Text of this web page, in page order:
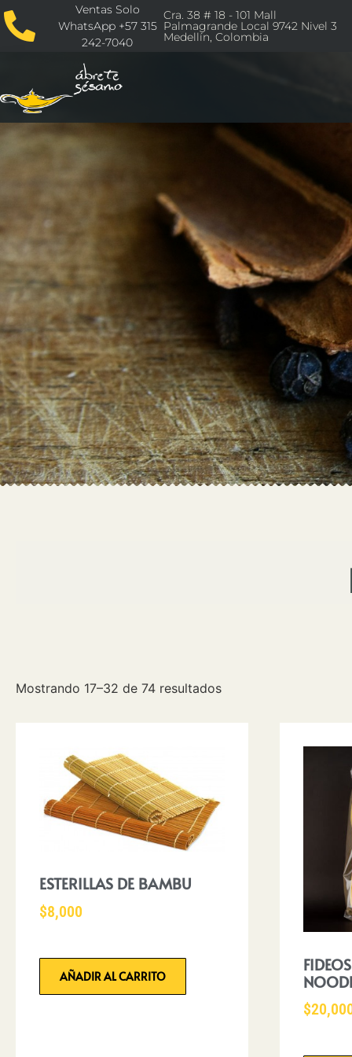
Ventas Solo
WhatsApp +57 315
242-7040
Cra. 38 # 18 - 101 Mall
Palmagrande Local 9742 Nivel 3
Medellín, Colombia
Mostrando 17–32 de 74 resultados
ESTERILLAS DE BAMBU
$8,000
AÑADIR AL CARRITO
$